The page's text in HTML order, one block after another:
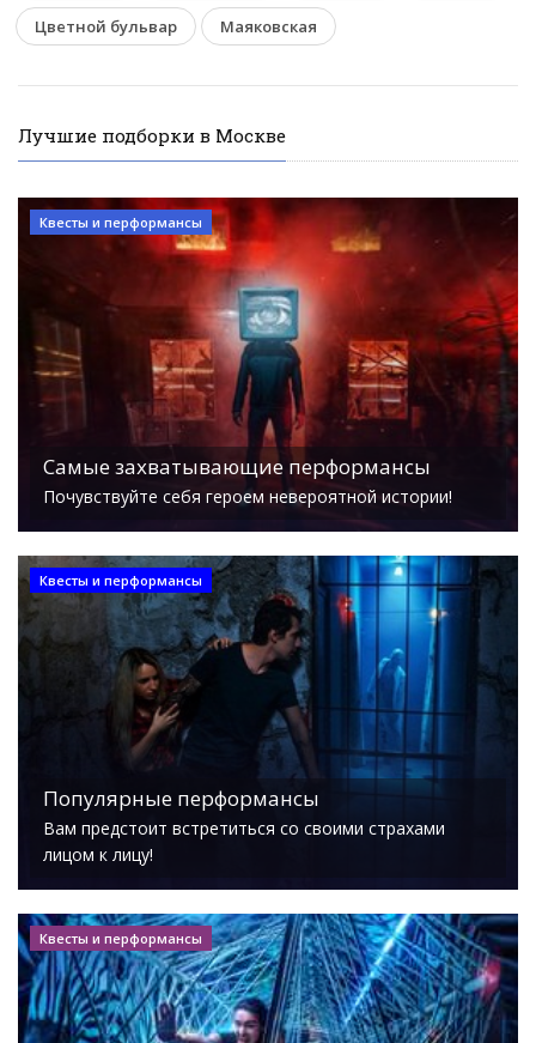
Цветной бульвар Маяковская
Лучшие подборки в Москве
Квесты и перформансы
Самые захватывающие перформансы
Почувствуйте себя героем невероятной истории!
Квесты и перформансы
Популярные перформансы
Вам предстоит встретиться со своими страхами
лицом к лицу!
Квесты и перформансы